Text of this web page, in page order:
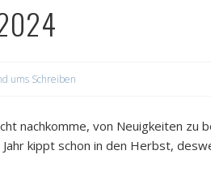
ums Schreiben
nachkomme, von Neuigkeiten zu
kippt schon in den Herbst,